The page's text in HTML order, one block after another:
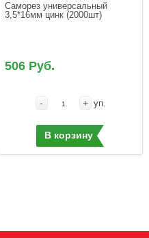
Саморез универсальный
3,5*16мм цинк (2000шт)
506 Руб.
- + уп.
В корзину